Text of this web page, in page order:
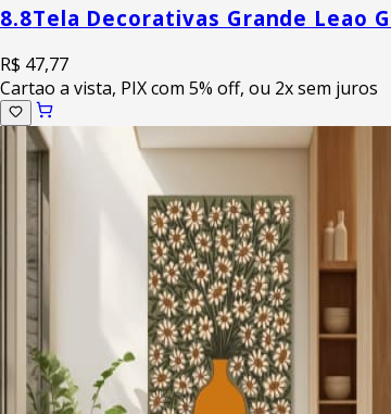
8.8Tela Decorativas Grande Leao
R$ 47,77
Cartao a vista, PIX com 5% off, ou 2x sem juros